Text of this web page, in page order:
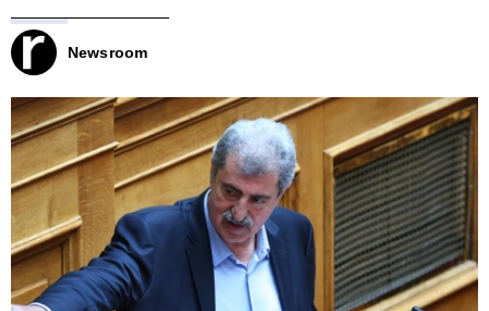
Newsroom